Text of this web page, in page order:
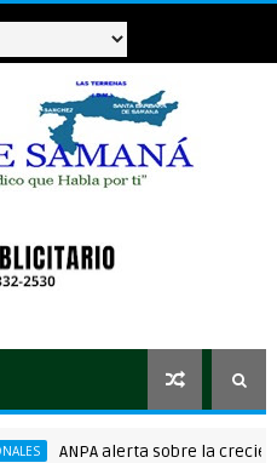
ANPA alerta sobre la creciente